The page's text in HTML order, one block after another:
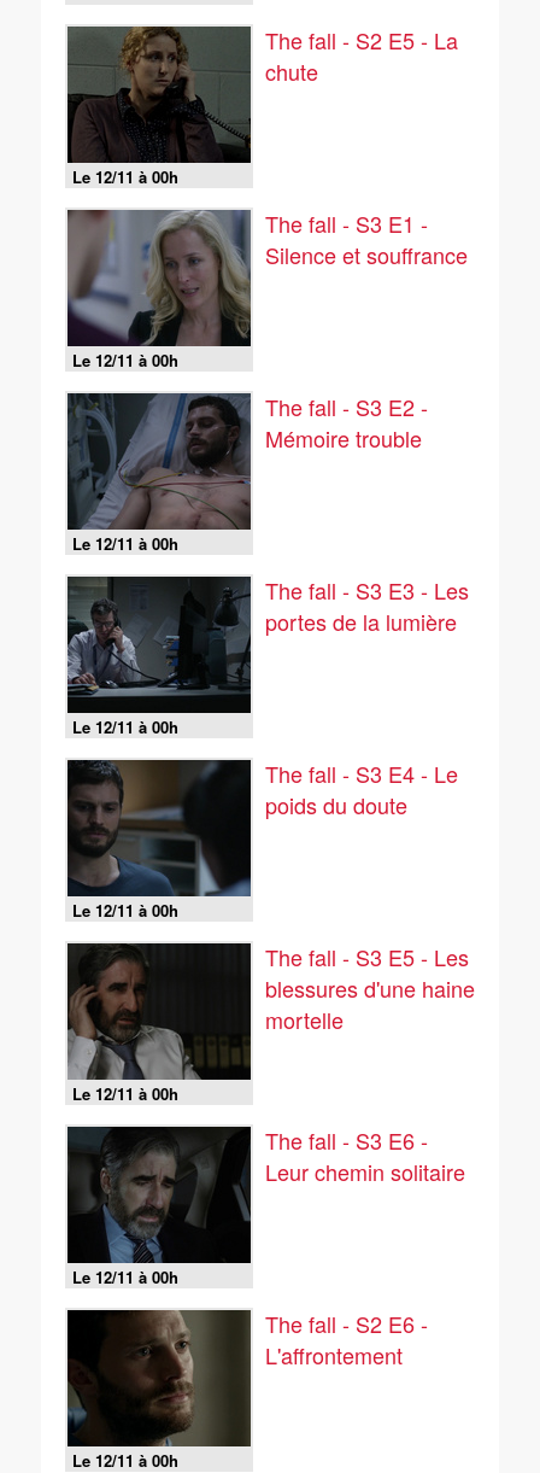
Le 12/11 à 00h
The fall - S2 E5 - La
chute
Le 12/11 à 00h
The fall - S3 E1 -
Silence et souffrance
Le 12/11 à 00h
The fall - S3 E2 -
Mémoire trouble
Le 12/11 à 00h
The fall - S3 E3 - Les
portes de la lumière
Le 12/11 à 00h
The fall - S3 E4 - Le
poids du doute
Le 12/11 à 00h
The fall - S3 E5 - Les
blessures d'une haine
mortelle
Le 12/11 à 00h
The fall - S3 E6 -
Leur chemin solitaire
Le 12/11 à 00h
The fall - S2 E6 -
L'affrontement